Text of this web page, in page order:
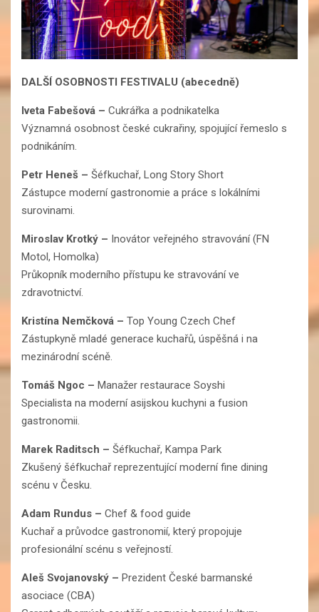
DALŠÍ OSOBNOSTI FESTIVALU (abecedně)
Iveta Fabešová – Cukrářka a podnikatelka
Významná osobnost české cukrařiny, spojující řemeslo s
podnikáním.
Petr Heneš – Šéfkuchař, Long Story Short
Zástupce moderní gastronomie a práce s lokálními
surovinami.
Miroslav Krotký – Inovátor veřejného stravování (FN
Motol, Homolka)
Průkopník moderního přístupu ke stravování ve
zdravotnictví.
Kristína Nemčková – Top Young Czech Chef
Zástupkyně mladé generace kuchařů, úspěšná i na
mezinárodní scéně.
Tomáš Ngoc – Manažer restaurace Soyshi
Specialista na moderní asijskou kuchyni a fusion
gastronomii.
Marek Raditsch – Šéfkuchař, Kampa Park
Zkušený šéfkuchař reprezentující moderní fine dining
scénu v Česku.
Adam Rundus – Chef & food guide
Kuchař a průvodce gastronomií, který propojuje
profesionální scénu s veřejností.
Aleš Svojanovský – Prezident České barmanské
asociace (CBA)